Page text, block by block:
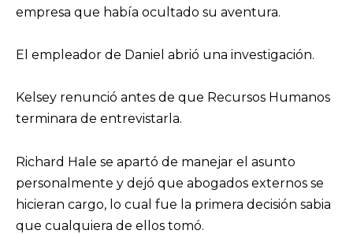
empresa que había ocultado su aventura.
El empleador de Daniel abrió una investigación.
Kelsey renunció antes de que Recursos Humanos
terminara de entrevistarla.
Richard Hale se apartó de manejar el asunto
personalmente y dejó que abogados externos se
hicieran cargo, lo cual fue la primera decisión sabia
que cualquiera de ellos tomó.